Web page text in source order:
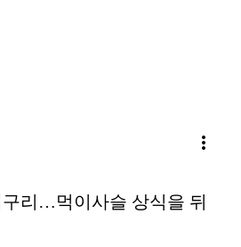
more_vert
리…먹이사슬 상식을 뒤